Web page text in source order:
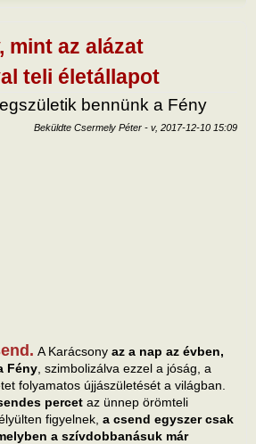
mint az alázat
teli életállapot
bennünk a Fény
Beküldte Csermely Péter - v, 2017-12-10 15:09
A Karácsony az a nap az évben,
Fény , szimbolizálva ezzel a jóság, a
folyamatos újjászületését a világban.
percet az ünnep örömteli
figyelnek, a csend egyszer csak
a szívdobbanásuk már